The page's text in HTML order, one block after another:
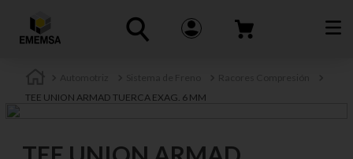
TEE UNION ARMAD TUERCA EXAG. 6 MM